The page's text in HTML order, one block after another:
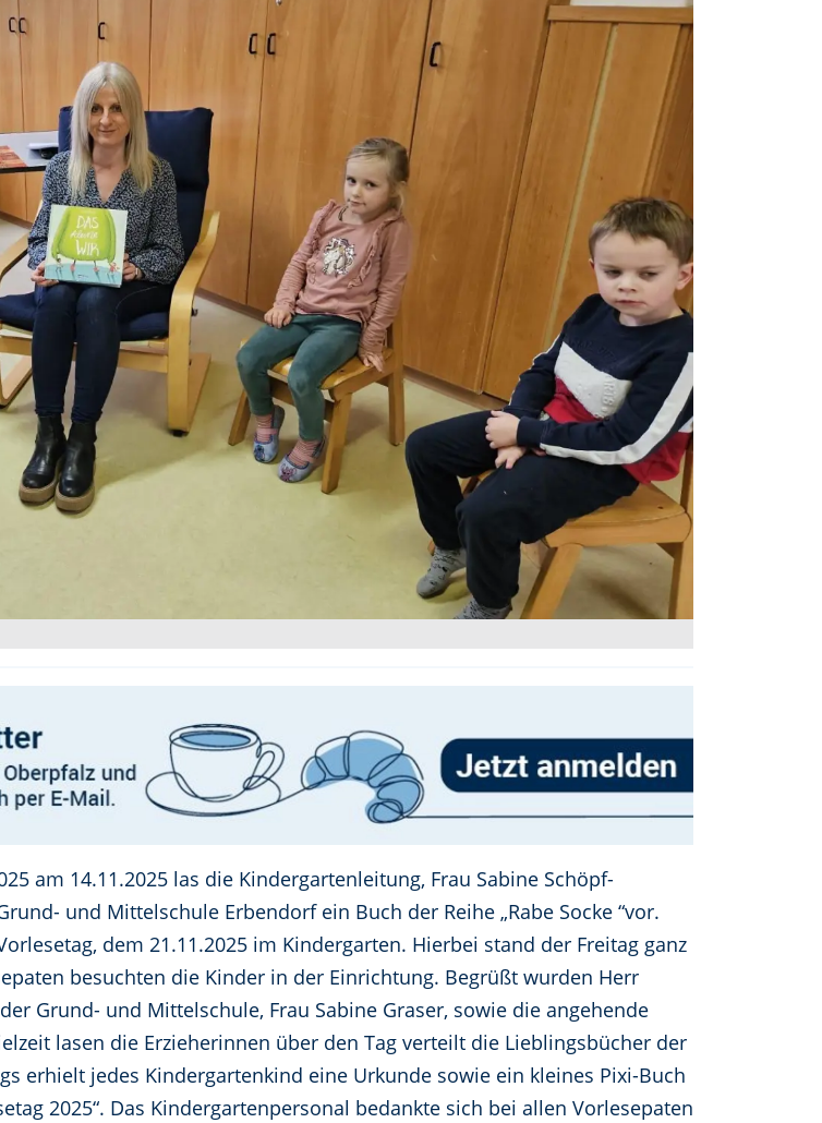
am 14.11.2025 las die Kindergartenleitung, Frau Sabine Schöpf-
und Mittelschule Erbendorf ein Buch der Reihe „Rabe Socke “vor.
dem 21.11.2025 im Kindergarten. Hierbei stand der Freitag ganz
besuchten die Kinder in der Einrichtung. Begrüßt wurden Herr
Grund- und Mittelschule, Frau Sabine Graser, sowie die angehende
lasen die Erzieherinnen über den Tag verteilt die Lieblingsbücher der
erhielt jedes Kindergartenkind eine Urkunde sowie ein kleines Pixi-Buch
2025“. Das Kindergartenpersonal bedankte sich bei allen Vorlesepaten